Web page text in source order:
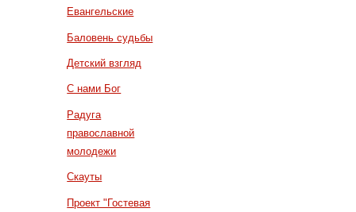
Евангельские
Баловень судьбы
Детский взгляд
С нами Бог
Радуга
православной
молодежи
Скауты
Проект "Гостевая